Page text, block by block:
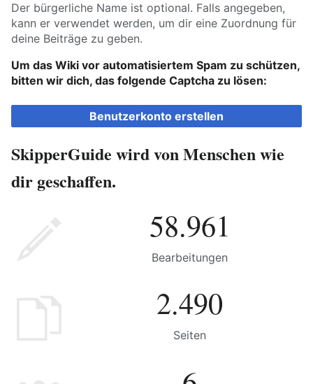
Der bürgerliche Name ist optional. Falls angegeben,
kann er verwendet werden, um dir eine Zuordnung für
deine Beiträge zu geben.
Um das Wiki vor automatisiertem Spam zu schützen,
bitten wir dich, das folgende Captcha zu lösen:
Benutzerkonto erstellen
SkipperGuide wird von Menschen wie
dir geschaffen.
58.961
Bearbeitungen
2.490
Seiten